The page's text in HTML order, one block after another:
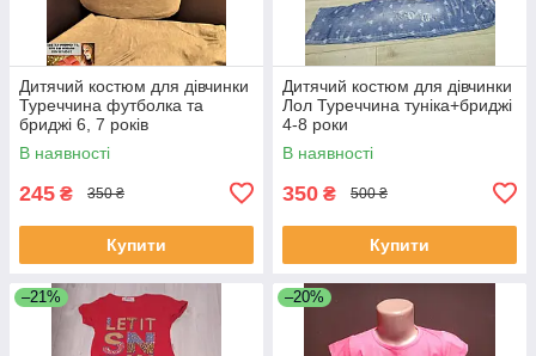
Дитячий костюм для дівчинки
Туреччина футболка та
бриджі 6, 7 років
В наявності
245 ₴ 350 ₴
Купити
Дитячий костюм для дівчинки
Лол Туреччина туніка+бриджі
4-8 роки
В наявності
350 ₴ 500 ₴
Купити
–21% –20%